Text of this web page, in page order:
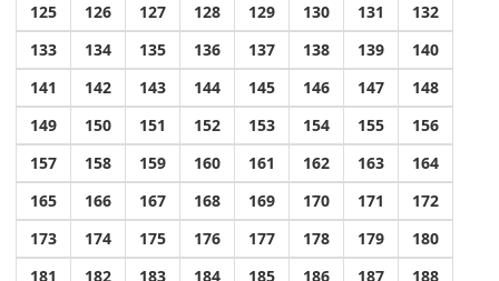
125
126 127 128 129 130 131
132
133
134 135 136 137 138 139
140
141
142 143 144 145 146 147
148
149
150 151 152 153 154 155
156
157
158 159 160 161 162 163
164
165
166 167 168 169 170 171
172
173
174 175 176 177 178 179
180
181
182 183 184 185 186 187 188